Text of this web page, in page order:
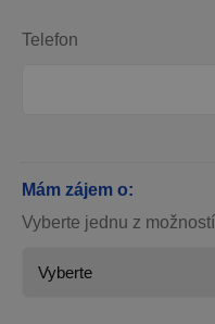
Telefon
Mám zájem o:
Vyberte jednu z možností